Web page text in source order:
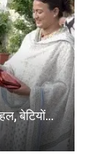
बेटियों...